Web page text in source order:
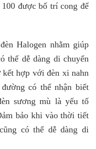
được bố trí cong để
Halogen nhằm giúp
thể dễ dàng di chuyển
hợp với đèn xi nahn
có thể nhận biết
sương mù là yếu tố
bảo khi vào thời tiết
có thể dễ dàng di